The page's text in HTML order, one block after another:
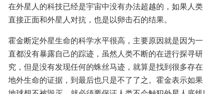
在外星人的科技已经是宇宙中没有办法超越的，如果人类
直接正面和外星人对抗，也是以卵击石的结果。
霍金断定外星生命的科学水平很高，主要原因就是因为一
直都没有暴露自己的踪迹，虽然人类不断的在进行探寻研
究，但是没有发现任何的蛛丝马迹，就算是找到很多存在
地外生命的证据，到最后也只是不了了之。霍金表示如果